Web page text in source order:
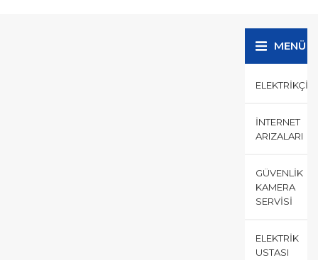
MENÜ
ELEKTRIKÇI
İNTERNET
ARIZALARI
GÜVENLIK
KAMERA
SERVISI
ELEKTRIK
USTASI